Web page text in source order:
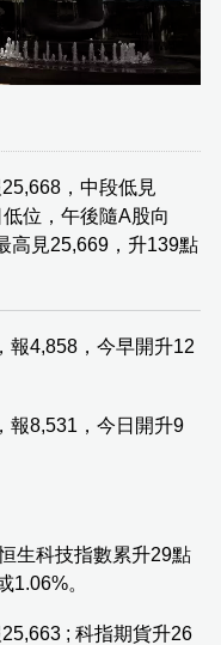
，中段低見
位，午後隨A股向
高見25,669，升139點
報4,858，今早開升12
報8,531，今日開升9
生科技指數累升29點
1.06%。
; 科指期貨升26